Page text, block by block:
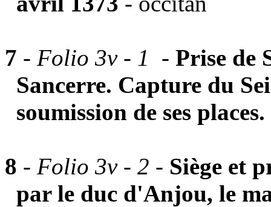
7 - Folio 3v - 1 - Prise de
Sancerre. Capture du
soumission de ses
8 - Folio 3v - 2 - Siège et
par le duc d'Anjou, le